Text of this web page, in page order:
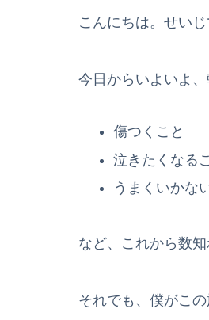
こんにちは。せい
今日からいよいよ
傷つくこと
泣きたくなる
うまくいかな
など、これから数
それでも、僕がこ